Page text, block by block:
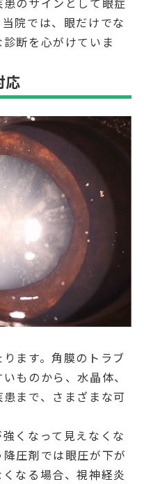
院では、眼だけでな
断を心がけていま
応
ます。角膜のトラブ
ものから、水晶体、
まで、さまざまな可
くなって見えなくな
圧剤では眼圧が下が
なる場合、視神経炎